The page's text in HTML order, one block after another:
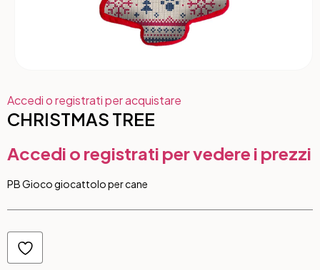
Accedi o registrati per acquistare
CHRISTMAS TREE
Accedi o registrati per vedere i prezzi
PB Gioco giocattolo per cane